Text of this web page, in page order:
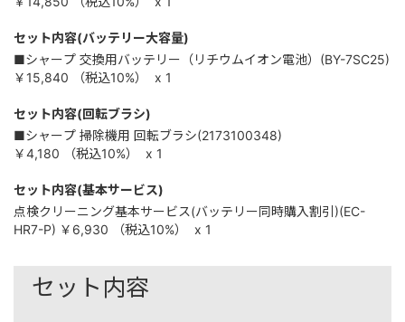
セット内容(バッテリー大容量)
■シャープ 交換用バッテリー（リチウムイオン電池）(BY-7SC25)
￥15,840
（税込10%） x 1
セット内容(回転ブラシ)
■シャープ 掃除機用 回転ブラシ(2173100348)
￥4,180
（税込10%） x 1
セット内容(基本サービス)
点検クリーニング基本サービス(バッテリー同時購入割引)(EC-
HR7-P) ￥6,930 （税込10%） x 1
セット内容